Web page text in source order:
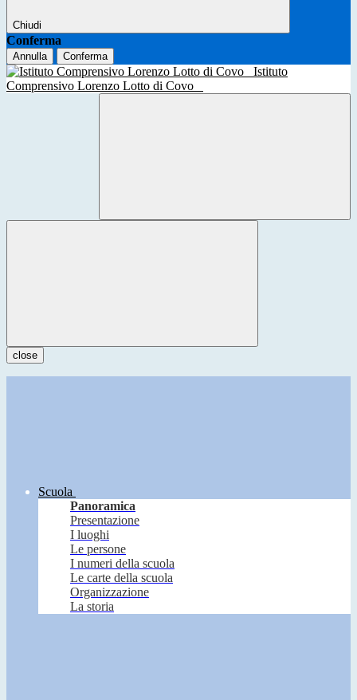
Chiudi
Conferma
Annulla Conferma
Istituto
Comprensivo Lorenzo Lotto di Covo
close
Scuola
Panoramica
Presentazione
I luoghi
Le persone
I numeri della scuola
Le carte della scuola
Organizzazione
La storia